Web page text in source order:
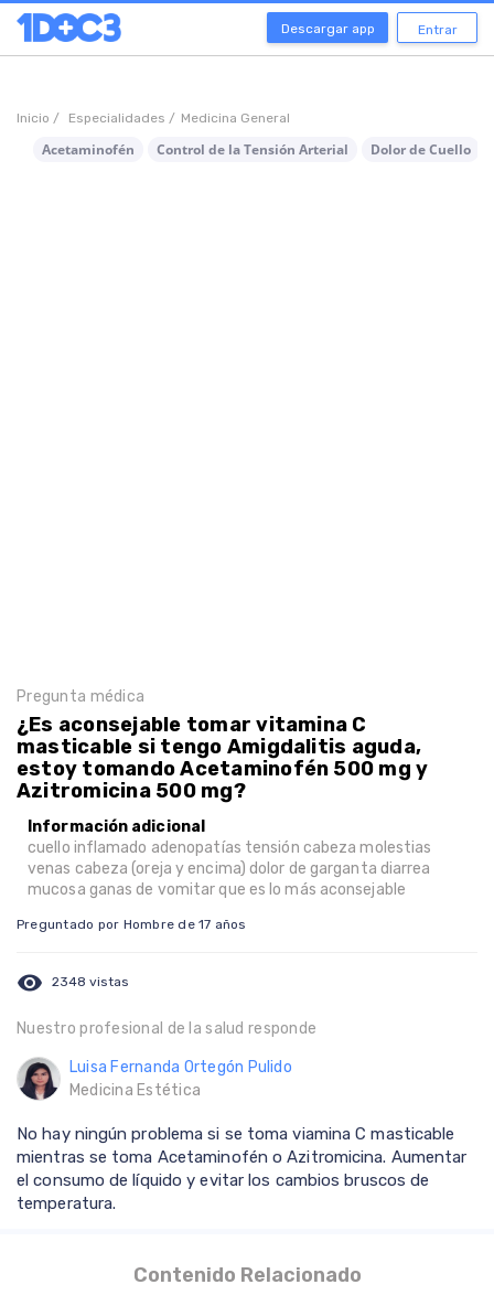
Descargar app Entrar
Inicio / Especialidades / Medicina General
Acetaminofén Control de la Tensión Arterial Dolor de Cuello
Pregunta médica
¿Es aconsejable tomar vitamina C
masticable si tengo Amigdalitis aguda,
estoy tomando Acetaminofén 500 mg y
Azitromicina 500 mg?
Información adicional
cuello inflamado adenopatías tensión cabeza molestias
venas cabeza (oreja y encima) dolor de garganta diarrea
mucosa ganas de vomitar que es lo más aconsejable
Preguntado por Hombre de 17 años
visibility 2348 vistas
Nuestro profesional de la salud responde
Luisa Fernanda Ortegón Pulido
Medicina Estética
No hay ningún problema si se toma viamina C masticable
mientras se toma Acetaminofén o Azitromicina. Aumentar
el consumo de líquido y evitar los cambios bruscos de
temperatura.
Contenido Relacionado